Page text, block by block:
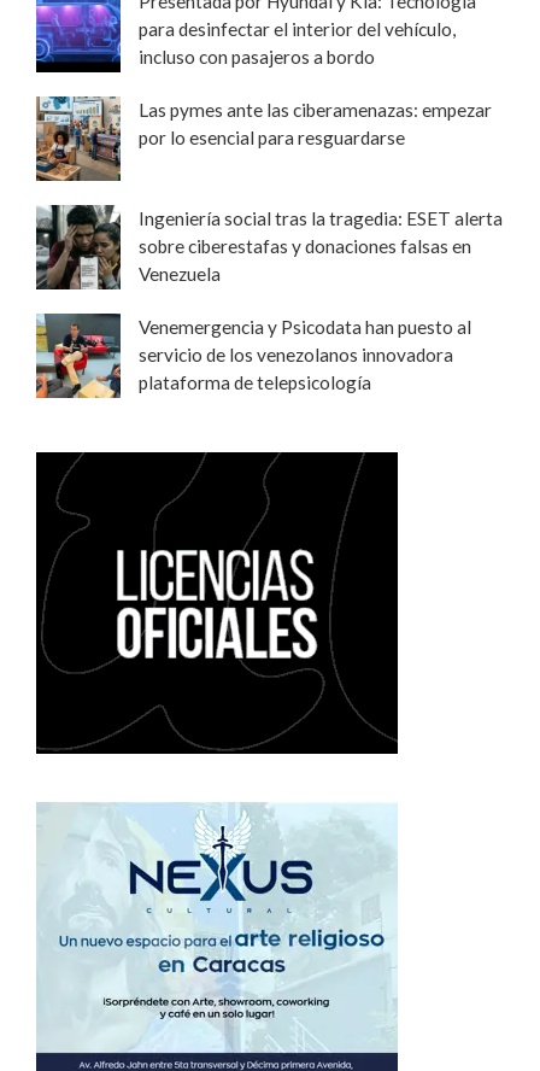
para desinfectar el interior del vehículo,
incluso con pasajeros a bordo
Las pymes ante las ciberamenazas: empezar
por lo esencial para resguardarse
Ingeniería social tras la tragedia: ESET alerta
sobre ciberestafas y donaciones falsas en
Venezuela
Venemergencia y Psicodata han puesto al
servicio de los venezolanos innovadora
plataforma de telepsicología